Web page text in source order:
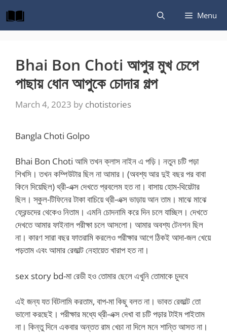
to
content
Menu
Bhai Bon Choti আপুর মুখ চেপে
পাছায় ধোন আপুকে চোদার গল্প
March 4, 2023 by chotistories
Bangla Choti Golpo
Bhai Bon Choti আমি তখন ক্লাস নাইন এ পড়ি। নতুন চটি পড়া
শিখসি। তখন কম্পিউটার ছিল না আমার। (অবশ্য আর দুই বছর পর বাবা
কিনে দিয়েছিল) থ্রী-এক্স দেখতে প্রবলেম হত না। বাসায় হোম-থিয়েটার
ছিল। স্কুল-টিফিনের টাকা বাচিয়ে থ্রী-এক্স ভাড়ায় আন তাম। মাঝে মাঝে
ফ্রেন্ডদের থেকেও নিতাম। এমনি চোদনামি করে দিন চলে যাচ্ছিল। দেখতে
দেখতে আমার ফাইনাল পরীক্ষা চলে আসলো। আমার অবশ্য টেনশন ছিল
না। কারণ সারা বছর ফাতরামি করলেও পরীক্ষার আগে ঠিকই আদা-জল খেয়ে
পড়তাম এবং আমার রেজাল্ট নেহায়েত খারাপ হত না।
sex story bd-মা রেডী হও তোমার ছেলে এখুনি তোমাকে চুদবে
এই জন্য যত বিটলামি করতাম, বাপ-মা কিছু বলত না। ভাবত রেজাল্ট তো
ভালো করছেই। পরীক্ষার মধ্যে থ্রী-এক্স দেখা বা চটি পড়ার টাইম পাইতাম
না। কিন্তু দিনে একবার অন্তত রাম খেচা না দিলে মনে শান্তি আসত না।